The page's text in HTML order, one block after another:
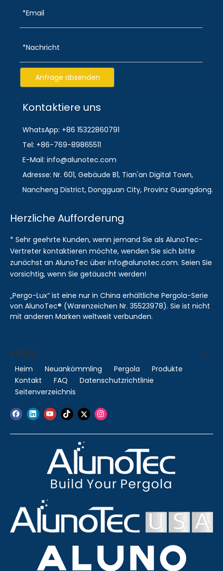
Anfrage absenden
Kontaktiere uns
WhatsApp: +86 15322860791
Tel: +86-769-89865511
E-Mail: info@alunotec.com
Adresse: Nr. 601, Gebäude B1, Tian'an Digital Town,
Nancheng District, Dongguan City, Provinz Guangdong.
Herzliche Aufforderung
* Sehr geehrte Kunden, wenn jemand Sie als AlunoTec-
Vertreter kontaktieren möchte, wenden Sie sich bitte
zunächst an AlunoTec über info@alunotec.com. Seien Sie
vorsichtig, wenn Sie getäuscht werden!
„Pergo-Lux“ ist eine nur in China erhältliche Pergola-Serie
von AlunoTec® (Warenzeichen Nr. 35523978). Sie ist nicht
mit anderen Marken weltweit verbunden.
Heim
Heim Neuankömmling Pergola
Produkte
Kontakt
FAQ
Datenschutzrichtlinie
Seitenverzeichnis